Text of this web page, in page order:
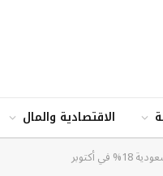
الاقتصادية والمال
أكتوبر